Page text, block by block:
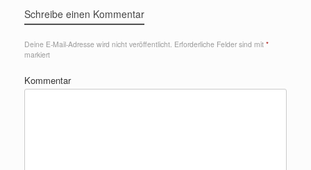
Schreibe einen Kommentar
Deine E-Mail-Adresse wird nicht veröffentlicht. Erforderliche Felder sind mit *
markiert
Kommentar